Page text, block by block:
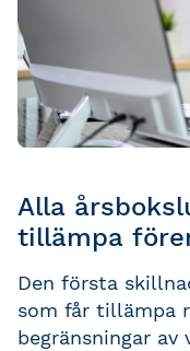
Alla
tillämpa
Den första
som får tillämpa
begränsningar